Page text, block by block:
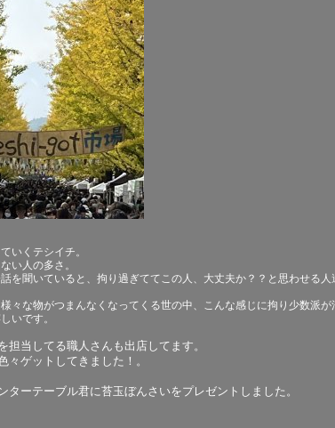
いくテシイチ。
い人の多さ。
を聞いていると、拘り過ぎててこの人、大丈夫か？？と思わせる人
々な物がつまんなくなってくる世の中、こんな感じに拘り少数派が
いです。
担当してる職人さんも出店してます。
々ゲットしてきました！。
ターテーブル君に苔玉ぼんさいをプレゼントしました。